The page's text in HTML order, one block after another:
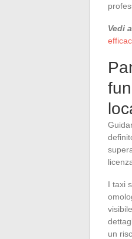
Vedi
I taxi
un